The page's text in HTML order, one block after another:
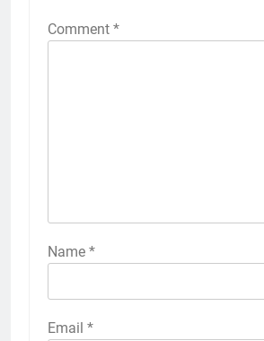
Comment *
Name *
Email *